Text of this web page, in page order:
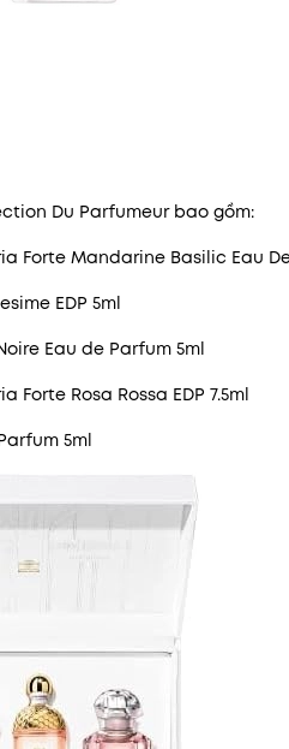
Du Parfumeur bao gồm:
Forte Mandarine Basilic Eau
EDP 5ml
Eau de Parfum 5ml
Rosa Rossa EDP 7.5ml
5ml